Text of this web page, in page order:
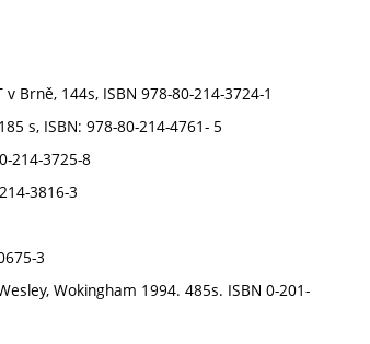
Brně, 144s, ISBN 978-80-214-3724-1
s, ISBN: 978-80-214-4761- 5
214-3725-8
3816-3
3
Wokingham 1994. 485s. ISBN 0-201-